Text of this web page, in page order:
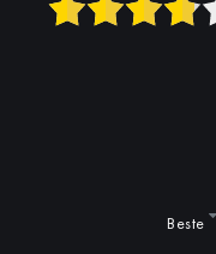
Beste